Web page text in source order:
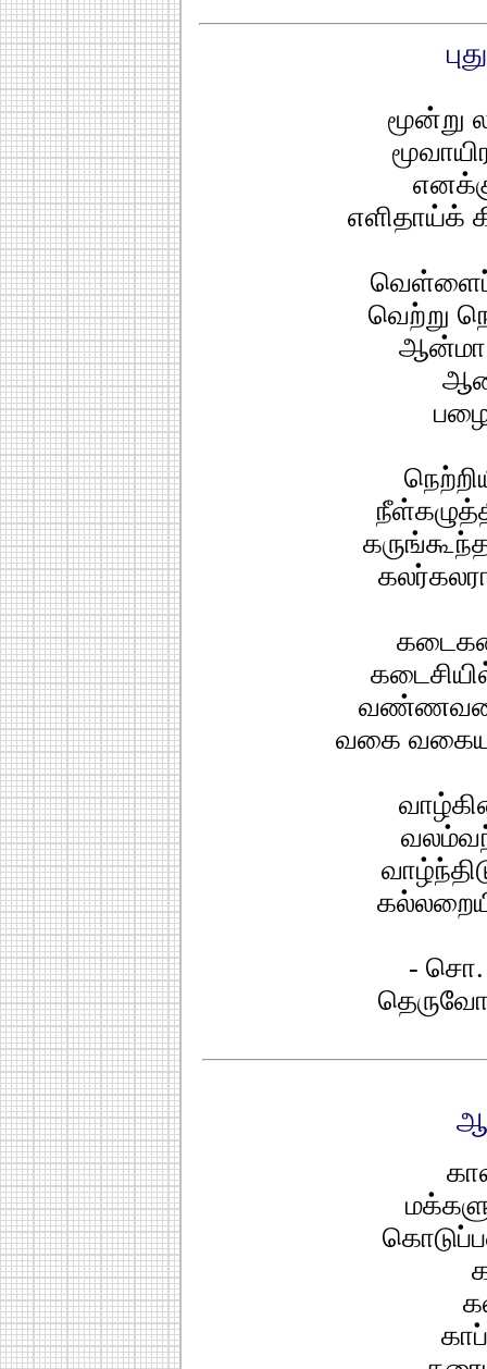
மூன்று
எளிதாய்க்
வெள்ளைப்
வெற்று
ஆன்மா
வகை
-